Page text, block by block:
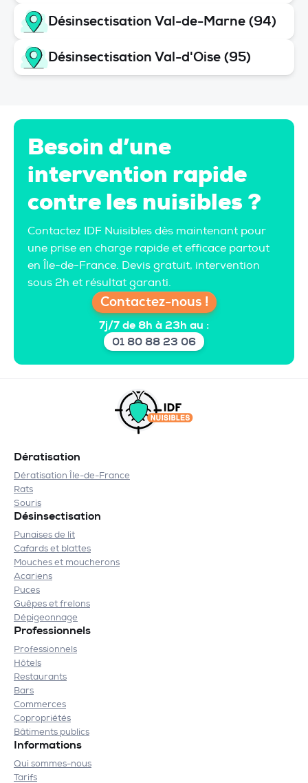
Désinsectisation Val-de-Marne (94)
Désinsectisation Val-d'Oise (95)
Besoin d’une
intervention rapide
contre les nuisibles ?
Contactez IDF Nuisibles dès maintenant pour
une prise en charge rapide et efficace partout
en Île-de-France. Devis gratuit, intervention
sous 2h et résultat garanti.
Contactez-nous !
7j/7 de 8h à 23h au :
01 80 88 23 06
Dératisation
Dératisation Île-de-France
Rats
Souris
Désinsectisation
Punaises de lit
Cafards et blattes
Mouches et moucherons
Acariens
Puces
Guêpes et frelons
Dépigeonnage
Professionnels
Professionnels
Hôtels
Restaurants
Bars
Commerces
Copropriétés
Bâtiments publics
Informations
Qui sommes-nous
Tarifs